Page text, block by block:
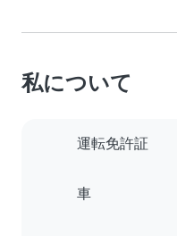
私について
運転免許証
車